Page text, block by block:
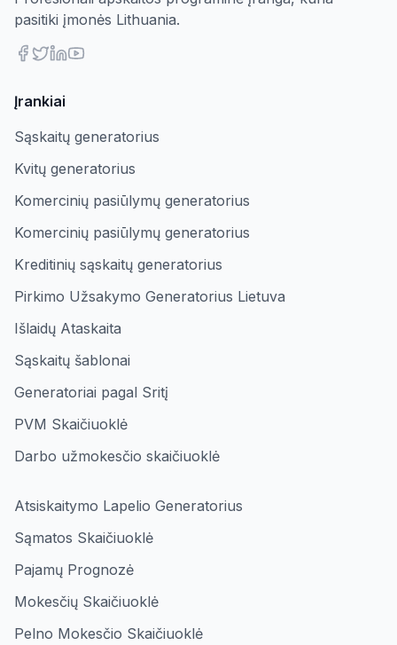
pasitiki įmonės Lithuania.
Įrankiai
Sąskaitų generatorius
Kvitų generatorius
Komercinių pasiūlymų generatorius
Komercinių pasiūlymų generatorius
Kreditinių sąskaitų generatorius
Pirkimo Užsakymo Generatorius Lietuva
Išlaidų Ataskaita
Sąskaitų šablonai
Generatoriai pagal Sritį
PVM Skaičiuoklė
Darbo užmokesčio skaičiuoklė
Atsiskaitymo Lapelio Generatorius
Sąmatos Skaičiuoklė
Pajamų Prognozė
Mokesčių Skaičiuoklė
Pelno Mokesčio Skaičiuoklė